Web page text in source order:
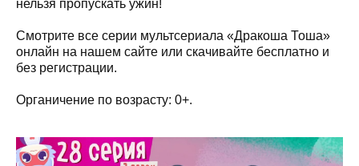
нельзя пропускать ужин!
Смотрите все серии мультсериала «Дракоша Тоша»
онлайн на нашем сайте или скачивайте бесплатно и
без регистрации.
Органичение по возрасту: 0+.